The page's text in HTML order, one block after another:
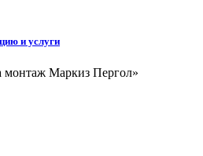
и услуги
Маркиз Пергол»